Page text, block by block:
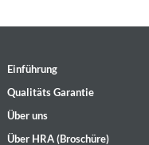
Einführung
Qualitäts Garantie
Über uns
Über HRA (Broschüre)